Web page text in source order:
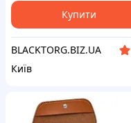
Купити
BLACKTORG.BIZ.UA
Київ